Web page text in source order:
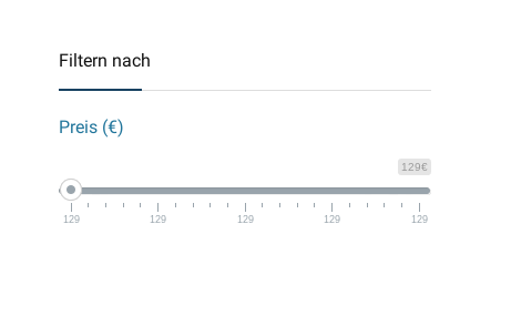
Filtern nach
Preis (€)
129€
129 129 129 129 129